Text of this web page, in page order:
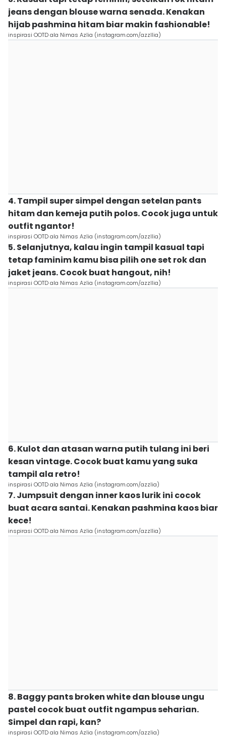
jeans dengan blouse warna senada. Kenakan
hijab pashmina hitam biar makin fashionable!
inspirasi OOTD ala Nimas Azlia (instagram.com/azzllia)
4. Tampil super simpel dengan setelan pants
hitam dan kemeja putih polos. Cocok juga untuk
outfit ngantor!
inspirasi OOTD ala Nimas Azlia (instagram.com/azzllia)
5. Selanjutnya, kalau ingin tampil kasual tapi
tetap faminim kamu bisa pilih one set rok dan
jaket jeans. Cocok buat hangout, nih!
inspirasi OOTD ala Nimas Azlia (instagram.com/azzllia)
6. Kulot dan atasan warna putih tulang ini beri
kesan vintage. Cocok buat kamu yang suka
tampil ala retro!
inspirasi OOTD ala Nimas Azlia (instagram.com/azzlia)
7. Jumpsuit dengan inner kaos lurik ini cocok
buat acara santai. Kenakan pashmina kaos biar
kece!
inspirasi OOTD ala Nimas Azlia (instagram.com/azzllia)
8. Baggy pants broken white dan blouse ungu
pastel cocok buat outfit ngampus seharian.
Simpel dan rapi, kan?
inspirasi OOTD ala Nimas Azlia (instagram.com/azzlia)